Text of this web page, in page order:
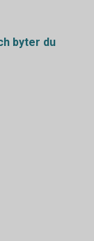
byter du